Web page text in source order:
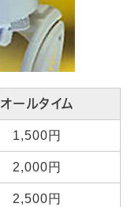
オールタイム
1,500円
2,000円
2,500円